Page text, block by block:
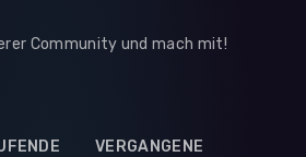
Community und mach mit!
VERGANGENE